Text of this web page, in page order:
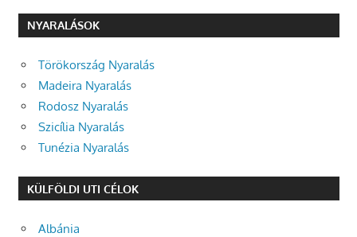
NYARALÁSOK
Törökország Nyaralás
Madeira Nyaralás
Rodosz Nyaralás
Szicília Nyaralás
Tunézia Nyaralás
KÜLFÖLDI UTI CÉLOK
Albánia